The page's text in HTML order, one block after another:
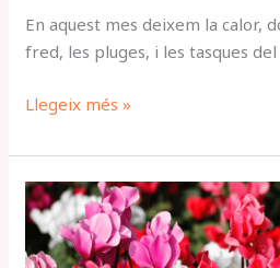
En aquest mes deixem la calor,
fred, les pluges, i les tasques
Llegeix més »
Els
Ciclàmens